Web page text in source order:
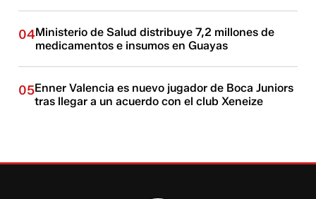
04Ministerio de Salud distribuye 7,2 millones de
medicamentos e insumos en Guayas
05Enner Valencia es nuevo jugador de Boca Juniors
tras llegar a un acuerdo con el club Xeneize